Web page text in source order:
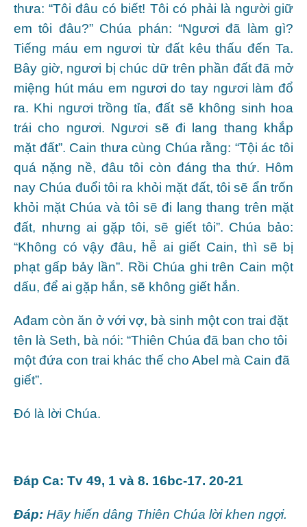
thưa: “Tôi đâu có biết! Tôi có phải là người giữ
em tôi đâu?” Chúa phán: “Ngươi đã làm gì?
Tiếng máu em ngươi từ đất kêu thấu đến Ta.
Bây giờ, ngươi bị chúc dữ trên phần đất đã mở
miệng hút máu em ngươi do tay ngươi làm đổ
ra. Khi ngươi trồng tỉa, đất sẽ không sinh hoa
trái cho ngươi. Ngươi sẽ đi lang thang khắp
mặt đất”. Cain thưa cùng Chúa rằng: “Tội ác tôi
quá nặng nề, đâu tôi còn đáng tha thứ. Hôm
nay Chúa đuổi tôi ra khỏi mặt đất, tôi sẽ ẩn trốn
khỏi mặt Chúa và tôi sẽ đi lang thang trên mặt
đất, nhưng ai gặp tôi, sẽ giết tôi”. Chúa bảo:
“Không có vậy đâu, hễ ai giết Cain, thì sẽ bị
phạt gấp bảy lần”. Rồi Chúa ghi trên Cain một
dấu, để ai gặp hắn, sẽ không giết hắn.
Ađam còn ăn ở với vợ, bà sinh một con trai đặt
tên là Seth, bà nói: “Thiên Chúa đã ban cho tôi
một đứa con trai khác thế cho Abel mà Cain đã
giết”.
Ðó là lời Chúa.
Ðáp Ca: Tv 49, 1 và 8. 16bc-17. 20-21
Ðáp: Hãy hiến dâng Thiên Chúa lời khen ngợi.